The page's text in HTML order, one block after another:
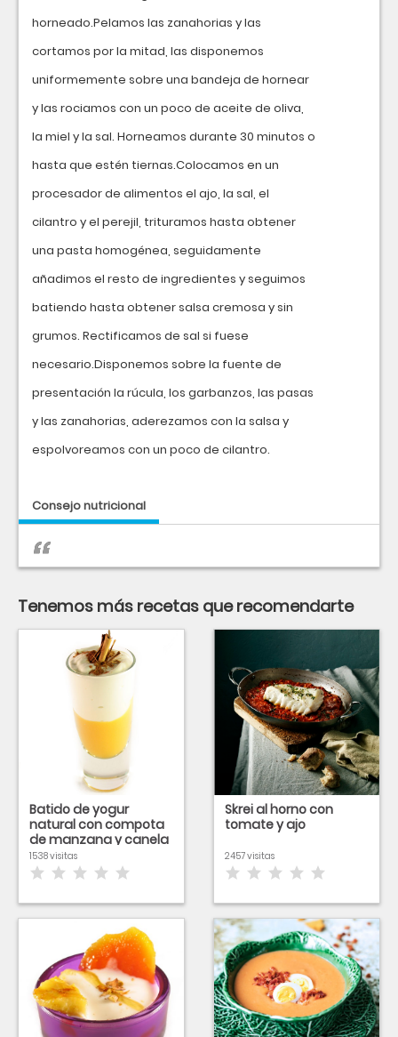
horneado.Pelamos las zanahorias y las
cortamos por la mitad, las disponemos
uniformemente sobre una bandeja de hornear
y las rociamos con un poco de aceite de oliva,
la miel y la sal. Horneamos durante 30 minutos o
hasta que estén tiernas.Colocamos en un
procesador de alimentos el ajo, la sal, el
cilantro y el perejil, trituramos hasta obtener
una pasta homogénea, seguidamente
añadimos el resto de ingredientes y seguimos
batiendo hasta obtener salsa cremosa y sin
grumos. Rectificamos de sal si fuese
necesario.Disponemos sobre la fuente de
presentación la rúcula, los garbanzos, las pasas
y las zanahorias, aderezamos con la salsa y
espolvoreamos con un poco de cilantro.
Consejo nutricional
Tenemos más recetas que recomendarte
Batido de yogur
natural con compota
de manzana y canela
1538 visitas
Skrei al horno con
tomate y ajo
2457 visitas